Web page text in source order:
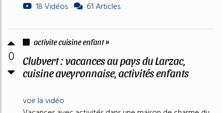
18 Vidéos
61 Articles
0
activite cuisine enfant »
Clubvert : vacances au pays du Larzac,
cuisine aveyronnaise, activités enfants
voir la vidéo